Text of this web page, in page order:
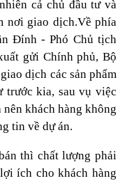
cả chủ đầu tư và
nơi giao dịch.Về phía
Đính - Phó Chủ tịch
gửi Chính phủ, Bộ
dịch các sản phẩm
trước kia, sau vụ việc
khách hàng không
tin về dự án.
thì chất lượng phải
ích cho khách hàng